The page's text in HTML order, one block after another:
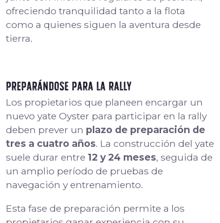
ofreciendo tranquilidad tanto a la flota
como a quienes siguen la aventura desde
tierra.
Preparándose para la rally
Los propietarios que planeen encargar un
nuevo yate Oyster para participar en la rally
deben prever un plazo de preparación de
tres a cuatro años. La construcción del yate
suele durar entre 12 y 24 meses, seguida de
un amplio período de pruebas de
navegación y entrenamiento.
Esta fase de preparación permite a los